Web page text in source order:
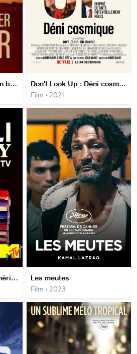
Lancaster : histoire d'un bombardier Don't Look Up : Déni cosmique
Film • 2021
MTV Family Legacy : l'héritage de MTV Les meutes
Film • 2023